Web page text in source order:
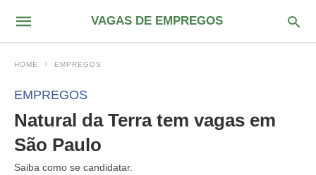
VAGAS DE EMPREGOS
HOME EMPREGOS
EMPREGOS
Natural da Terra tem vagas em
São Paulo
Saiba como se candidatar.